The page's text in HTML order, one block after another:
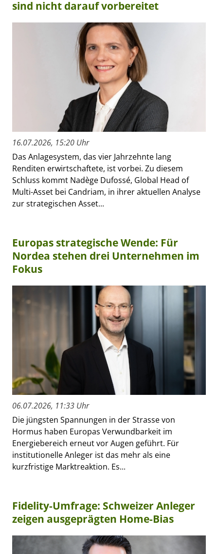
sind nicht darauf vorbereitet
16.07.2026, 15:20 Uhr
Das Anlagesystem, das vier Jahrzehnte lang
Renditen erwirtschaftete, ist vorbei. Zu diesem
Schluss kommt Nadège Dufossé, Global Head of
Multi-Asset bei Candriam, in ihrer aktuellen Analyse
zur strategischen Asset...
Europas strategische Wende: Für
Nordea stehen drei Unternehmen im
Fokus
06.07.2026, 11:33 Uhr
Die jüngsten Spannungen in der Strasse von
Hormus haben Europas Verwundbarkeit im
Energiebereich erneut vor Augen geführt. Für
institutionelle Anleger ist das mehr als eine
kurzfristige Marktreaktion. Es...
Fidelity-Umfrage: Schweizer Anleger
zeigen ausgeprägten Home-Bias